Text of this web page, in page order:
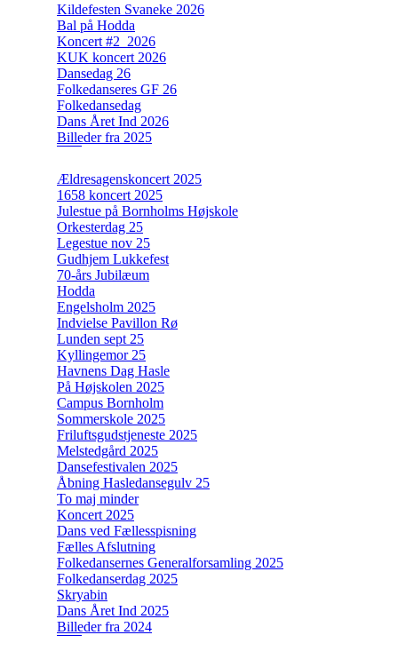
Kildefesten Svaneke 2026
Bal på Hodda
Koncert #2_2026
KUK koncert 2026
Dansedag 26
Folkedanseres GF 26
Folkedansedag
Dans Året Ind 2026
Billeder fra 2025
Ældresagenskoncert 2025
1658 koncert 2025
Julestue på Bornholms Højskole
Orkesterdag 25
Legestue nov 25
Gudhjem Lukkefest
70-års Jubilæum
Hodda
Engelsholm 2025
Indvielse Pavillon Rø
Lunden sept 25
Kyllingemor 25
Havnens Dag Hasle
På Højskolen 2025
Campus Bornholm
Sommerskole 2025
Friluftsgudstjeneste 2025
Melstedgård 2025
Dansefestivalen 2025
Åbning Hasledansegulv 25
To maj minder
Koncert 2025
Dans ved Fællesspisning
Fælles Afslutning
Folkedansernes Generalforsamling 2025
Folkedanserdag 2025
Skryabin
Dans Året Ind 2025
Billeder fra 2024